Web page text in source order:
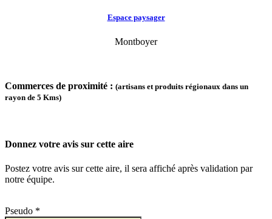
Espace paysager
Montboyer
Commerces de proximité : (artisans et produits régionaux dans un
rayon de 5 Kms)
Donnez votre avis sur cette aire
Postez votre avis sur cette aire, il sera affiché après validation par
notre équipe.
Pseudo *